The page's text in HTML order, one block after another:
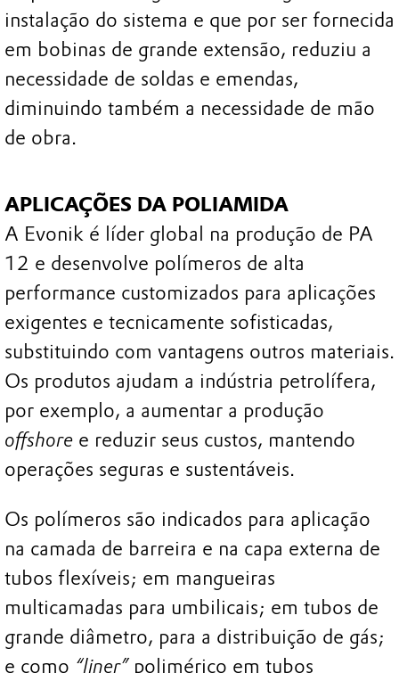
instalação do sistema e que por ser fornecida
em bobinas de grande extensão, reduziu a
necessidade de soldas e emendas,
diminuindo também a necessidade de mão
de obra.
APLICAÇÕES DA POLIAMIDA
A Evonik é líder global na produção de PA
12 e desenvolve polímeros de alta
performance customizados para aplicações
exigentes e tecnicamente sofisticadas,
substituindo com vantagens outros materiais.
Os produtos ajudam a indústria petrolífera,
por exemplo, a aumentar a produção
offshore e reduzir seus custos, mantendo
operações seguras e sustentáveis.
Os polímeros são indicados para aplicação
na camada de barreira e na capa externa de
tubos flexíveis; em mangueiras
multicamadas para umbilicais; em tubos de
grande diâmetro, para a distribuição de gás;
e como “liner”polimérico em tubos